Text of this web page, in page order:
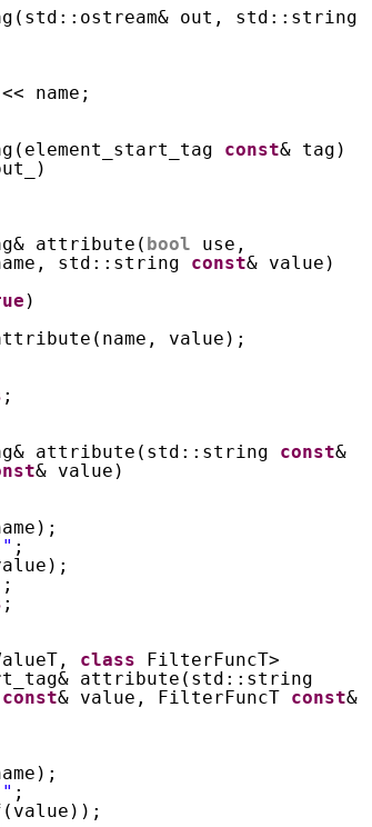
out, std::string
<< name;
const& tag)
attribute( bool
use,
std::string const& value)
)
value);
;
attribute(std::string const&
& value)
;
;
;
class
FilterFuncT>
attribute(std::string
const& value, FilterFuncT const&
;